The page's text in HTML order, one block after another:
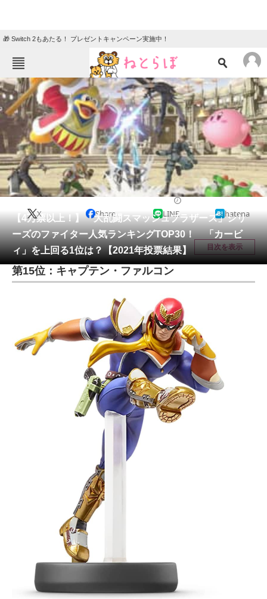
🎁 Switch 2もあたる！ プレゼントキャンペーン実施中！
ねとらぼメニュー
TOP ニュース
エンタメ クイズ
グルメ 地域
住まい 教育・育児
動物 リサーチ
会員記事
メディア
注目記事を集めた総合ページ
スマホと通信の最新トレンド
進化するPCとデバイスの未来
好きが集まる 比べて選べる
ビジネスと働き方のヒント
企業ITのトレンドを詳説
経営リーダーのコミュニティ
マーケ×ITの今がよく分かる
ITエンジニア向け専門サイト
企業向けIT製品の総合サイト
IT製品の技術・比較・事例
【4万票以上！】「大乱闘スマッシュブラザーズ」シリ
ーズのファイター人気ランキングTOP30！ 「カービ
ィ」を上回る1位は？【2021年投票結果】
X Share LINE hatena
目次を表示
第15位：キャプテン・ファルコン